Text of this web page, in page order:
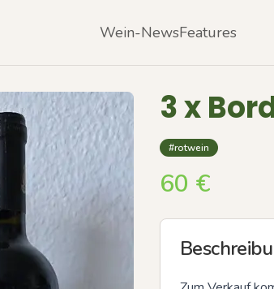
Wein-NewsFeatures
3 x
#rotwein
60 €